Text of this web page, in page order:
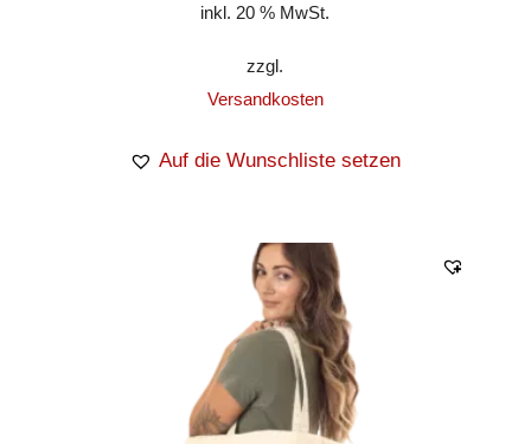
inkl. 20 % MwSt.
zzgl.
Versandkosten
Auf die Wunschliste setzen